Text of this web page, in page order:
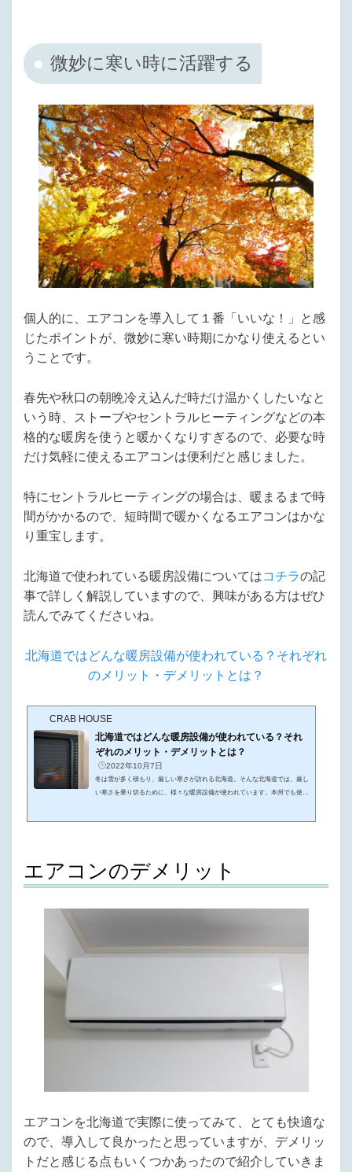
微妙に寒い時に活躍する
個人的に、エアコンを導入して１番「いいな！」と感
じたポイントが、微妙に寒い時期にかなり使えるとい
うことです。
春先や秋口の朝晩冷え込んだ時だけ温かくしたいなと
いう時、ストーブやセントラルヒーティングなどの本
格的な暖房を使うと暖かくなりすぎるので、必要な時
だけ気軽に使えるエアコンは便利だと感じました。
特にセントラルヒーティングの場合は、暖まるまで時
間がかかるので、短時間で暖かくなるエアコンはかな
り重宝します。
北海道で使われている暖房設備についてはコチラの記
事で詳しく解説していますので、興味がある方はぜひ
読んでみてくださいね。
北海道ではどんな暖房設備が使われている？それぞれ
のメリット・デメリットとは？
CRAB HOUSE
北海道ではどんな暖房設備が使われている？それ
ぞれのメリット・デメリットとは？
2022年10月7日
冬は雪が多く積もり、厳しい寒さが訪れる北海道。そんな北海道では、厳し
い寒さを乗り切るために、様々な暖房設備が使われています。本州でも使わ
疑問をお持ちの方の参...
エアコンのデメリット
エアコンを北海道で実際に使ってみて、とても快適な
ので、導入して良かったと思っていますが、デメリッ
トだと感じる点もいくつかあったので紹介していきま